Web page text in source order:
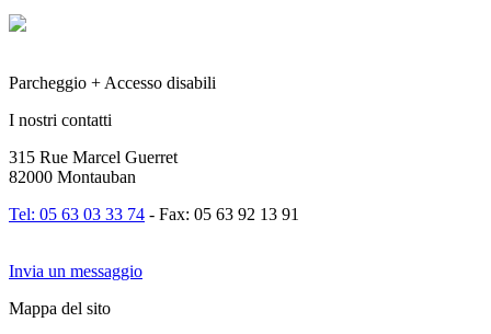
Parcheggio + Accesso disabili
I nostri contatti
315 Rue Marcel Guerret
82000 Montauban
Tel: 05 63 03 33 74 - Fax: 05 63 92 13 91
Invia un messaggio
Mappa del sito